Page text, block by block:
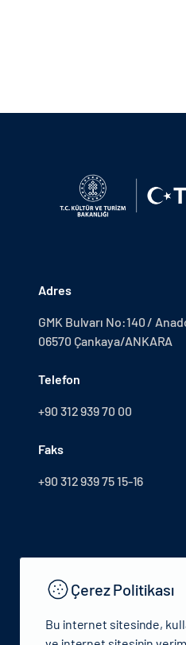
Adres
GMK Bulvarı No:140 /
06570 Çankaya/ANKARA
Telefon
+90 312 939 70 00
Faks
+90 312 939 75 15-16
Çerez Politikası
Bu internet sitesinde,